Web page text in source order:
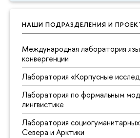
НАШИ ПОДРАЗДЕЛЕНИЯ И
Международная лаборатория
конвергенции
Лаборатория «Корпусные
Лаборатория по формальным
лингвистике
Лаборатория
Севера и Арктики